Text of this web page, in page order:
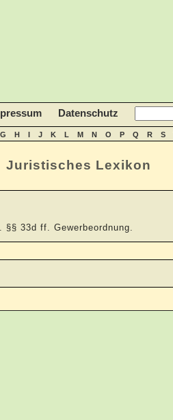
Juristisches Lexikon
Datenschutz
G H I J K L M N O P Q R S
33d ff. Gewerbeordnung.